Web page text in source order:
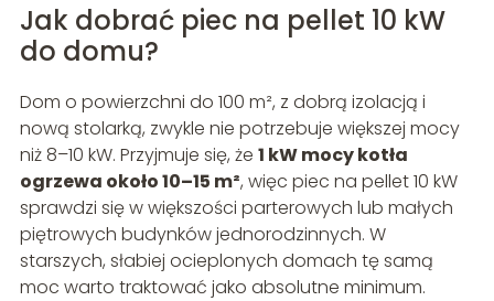
Jak dobrać piec na pellet 10 kW
do domu?
Dom o powierzchni do 100 m², z dobrą izolacją i
nową stolarką, zwykle nie potrzebuje większej mocy
niż 8–10 kW. Przyjmuje się, że 1 kW mocy kotła
ogrzewa około 10–15 m², więc piec na pellet 10 kW
sprawdzi się w większości parterowych lub małych
piętrowych budynków jednorodzinnych. W
starszych, słabiej ocieplonych domach tę samą
moc warto traktować jako absolutne minimum.